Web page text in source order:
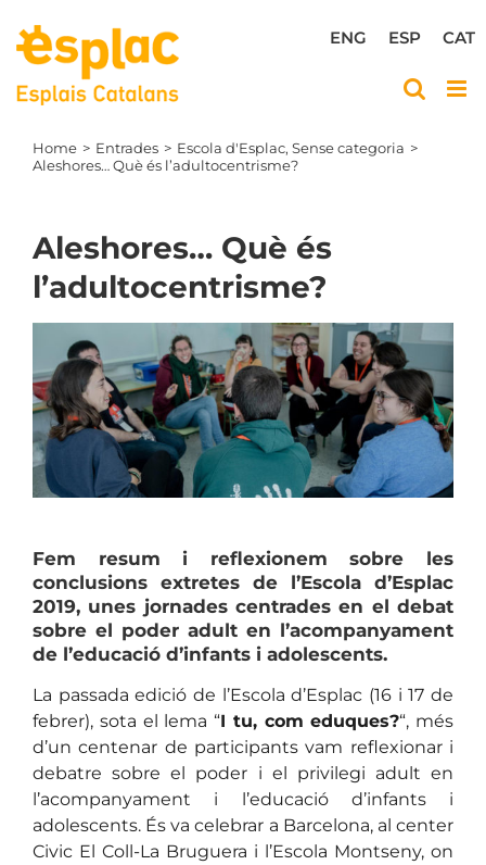
content
CAT
ESP
ENG
Home Entrades Escola d'Esplac Sense categoria
Aleshores… Què és l’adultocentrisme?
Aleshores… Què és
l’adultocentrisme?
Larger
Image
Fem resum i reflexionem sobre les
conclusions extretes de l’Escola d’Esplac
2019, unes jornades centrades en el debat
sobre el poder adult en l’acompanyament
de l’educació d’infants i adolescents.
La passada edició de l’Escola d’Esplac (16 i 17 de
febrer), sota el lema “I tu, com eduques?“, més
d’un centenar de participants vam reflexionar i
debatre sobre el poder i el privilegi adult en
l’acompanyament i l’educació d’infants i
adolescents. És va celebrar a Barcelona, al center
Civic El Coll-La Bruguera i l’Escola Montseny, on